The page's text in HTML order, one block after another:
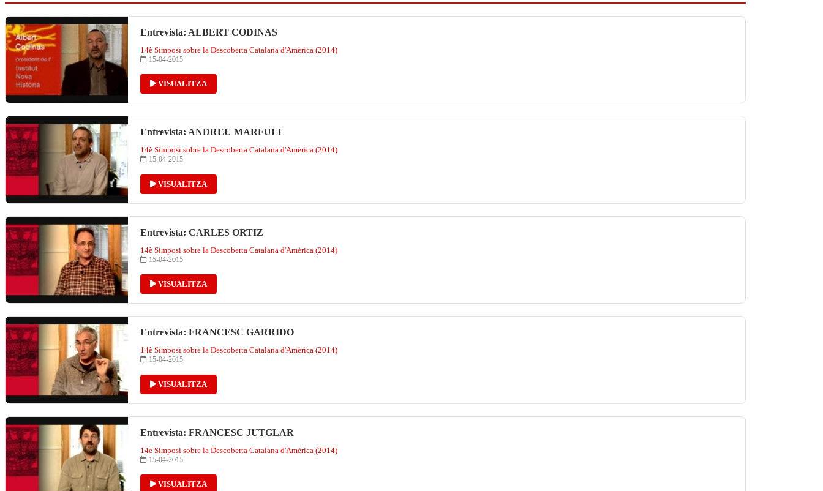
Entrevista: ALBERT CODINAS
14è Simposi sobre la Descoberta Catalana d'Amèrica (2014)
15-04-2015
VISUALITZA
Entrevista: ANDREU MARFULL
14è Simposi sobre la Descoberta Catalana d'Amèrica (2014)
15-04-2015
VISUALITZA
Entrevista: CARLES ORTIZ
14è Simposi sobre la Descoberta Catalana d'Amèrica (2014)
15-04-2015
VISUALITZA
Entrevista: FRANCESC GARRIDO
14è Simposi sobre la Descoberta Catalana d'Amèrica (2014)
15-04-2015
VISUALITZA
Entrevista: FRANCESC JUTGLAR
14è Simposi sobre la Descoberta Catalana d'Amèrica (2014)
15-04-2015
VISUALITZA